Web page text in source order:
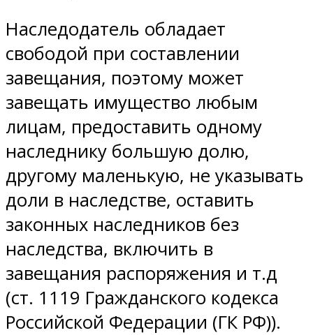
Наследодатель обладает
свободой при составлении
завещания, поэтому может
завещать имущество любым
лицам, предоставить одному
наследнику большую долю,
другому маленькую, не указывать
доли в наследстве, оставить
законных наследников без
наследства, включить в
завещания распоряжения и т.д
(ст. 1119 Гражданского кодекса
Российской Федерации (ГК РФ)).